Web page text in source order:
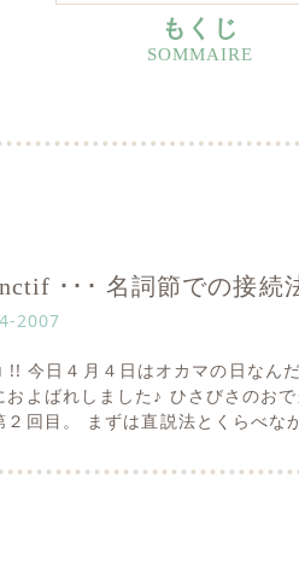
もくじ
･･･ 名詞節での接続
2007
今日４月４日はオカマの日なん
およばれしました♪ ひさびさのお
２回目。 まずは直説法とくらべな